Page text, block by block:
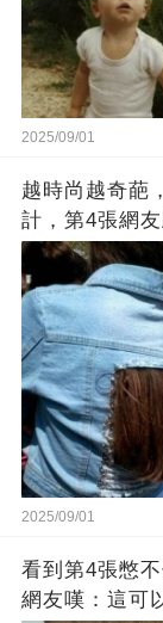
2025/09/01
越時尚越奇葩
計，第4張網
2025/09/01
看到第4張憋
網友嘆：這可